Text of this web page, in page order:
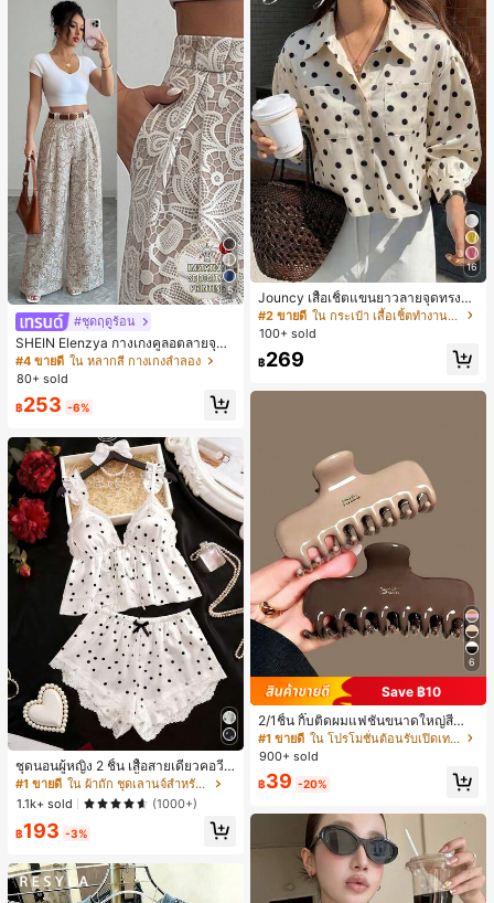
5
#ชุดฤดูร้อน
SHEIN Elenzya กางเกงคูลอตลายจุดเ
อวสูงแบบใหม่สำหรับฤดูใบไม้ผลิ/ฤดูร้อ
น, สไตล์หรูหราเหมาะสำหรับใส่ในชีวิต
ทจสำหรับฤดูรับปริญญา, เทศกาลดนตร
#4 ขายดี ใน หลากสี กางเกงลำลอง
80+ sold
฿253 -6%
ชุดนอนผู้หญิง 2 ชิ้น เสื้อสายเดี่ยวคอวีลู
กไม้ พร้อมกางเกงขาสั้นแต่งลูกไม้ แต่ง
โบว์ที่เอว ชุดลำลองผู้หญิงนุ่มสบายน่ารั
ก สไตล์เอสเธติก
#1 ขายดี
ใน ผ้าถัก ชุดเลานจ์สำหรับผู้หญิง
1.1k+ sold
(1000+)
฿193 -3%
16
Jouncy เสื้อเชิ้ตแขนยาวลายจุดทรงหล
วมสำหรับผู้หญิง
#2 ขายดี
ใน กระเป๋า เสื้อเชิ้ตทำงานมีกระเป๋า
100+ sold
฿269
6
Save ฿10
2/1ชิ้น กิ๊บติดผมแฟชั่นขนาดใหญ่สีน้ำ
ตาลชานมสำหรับผู้หญิง เหมาะสำหรับก
ารอาบน้ำ ล้างหน้า และจัดแต่งทรงผม
#1 ขายดี
ใน โปรโมชั่นต้อนรับเปิดเทอม เครื่องประดับผมผู้หญิง
900+ sold
฿39 -20%